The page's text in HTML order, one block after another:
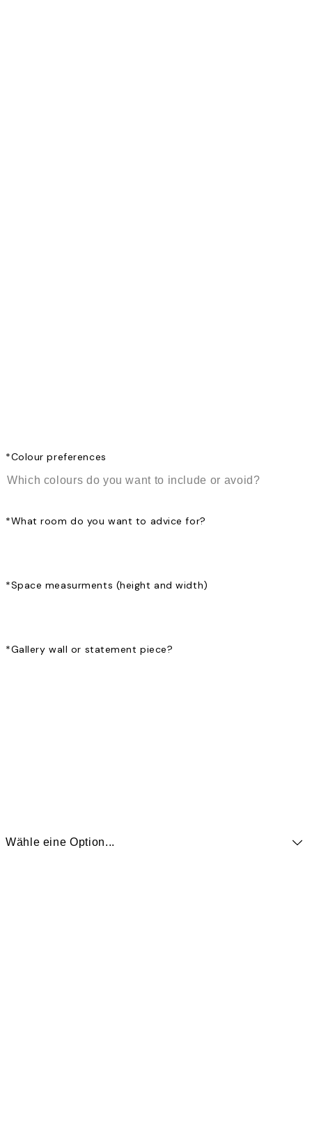
*Colour preferences
*What room do you want to advice for?
*Space measurments (height and width)
*Gallery wall or statement piece?
Wähle eine Option...